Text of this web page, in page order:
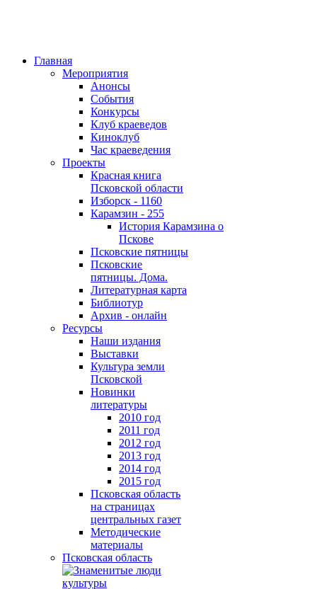
Главная
Мероприятия
Анонсы
События
Конкурсы
Клуб краеведов
Киноклуб
Час краеведения
Проекты
Красная книга
Псковской области
Изборск - 1160
Карамзин - 255
История Карамзина о
Пскове
Псковские пятницы
Псковские
пятницы. Дома.
Литературная карта
Библиотур
Архив - онлайн
Ресурсы
Наши издания
Выставки
Культура земли
Псковской
Новинки
литературы
2010 год
2011 год
2012 год
2013 год
2014 год
2015 год
Псковская область
на страницах
центральных газет
Методические
материалы
Псковская область